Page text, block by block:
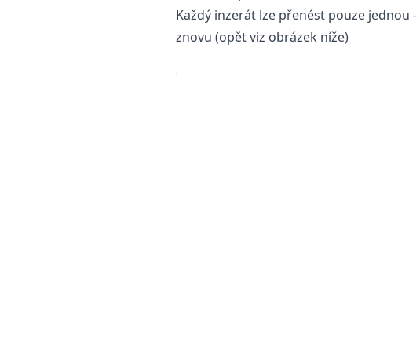
Každý inzerát lze přenést pouze jednou
znovu (opět viz obrázek níže)